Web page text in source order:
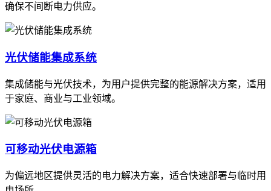
确保不间断电力供应。
光伏储能集成系统
集成储能与光伏技术，为用户提供完整的能源解决方案，适用
于家庭、商业与工业领域。
可移动光伏电源箱
为偏远地区提供灵活的电力解决方案，适合快速部署与临时用